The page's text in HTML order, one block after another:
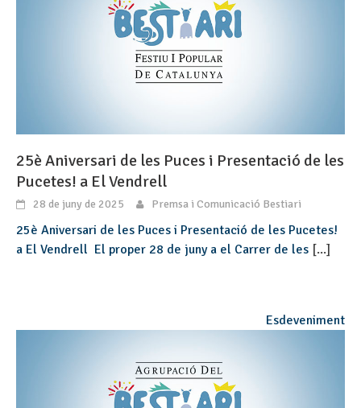
25è Aniversari de les Puces i Presentació de les
Pucetes! a El Vendrell
28 de juny de 2025 Premsa i Comunicació Bestiari
25è Aniversari de les Puces i Presentació de les Pucetes!
a El Vendrell El proper 28 de juny a el Carrer de les [...]
Esdeveniment